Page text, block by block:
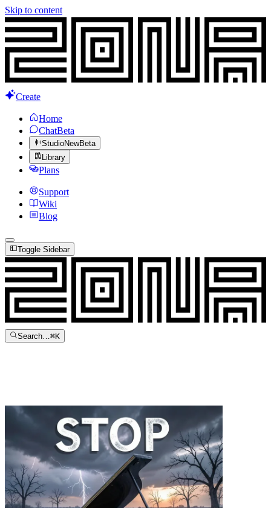
Skip to content
Create
Home
ChatBeta
StudioNewBeta
Library
Plans
Support
Wiki
Blog
Toggle Sidebar
Search…⌘K